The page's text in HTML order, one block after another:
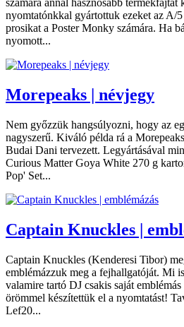
nyomtatónkkal gyártottuk ezeket az A/
prosikat a Poster Monky számára. Ha
nyomott...
Morepeaks | névjegy
Nem győzzük hangsúlyozni, hogy az
nagyszerű. Kiváló példa rá a
Budai Dani tervezett. Legyártásával
Curious Matter Goya White 270 g
Pop' Set...
Captain Knuckles |
Captain Knuckles (Kenderesi Tibor)
emblémázzuk meg a fejhallgatóját. Mi
valamire tartó DJ csakis saját
örömmel készítettük el a nyomtatást!
Lef20...